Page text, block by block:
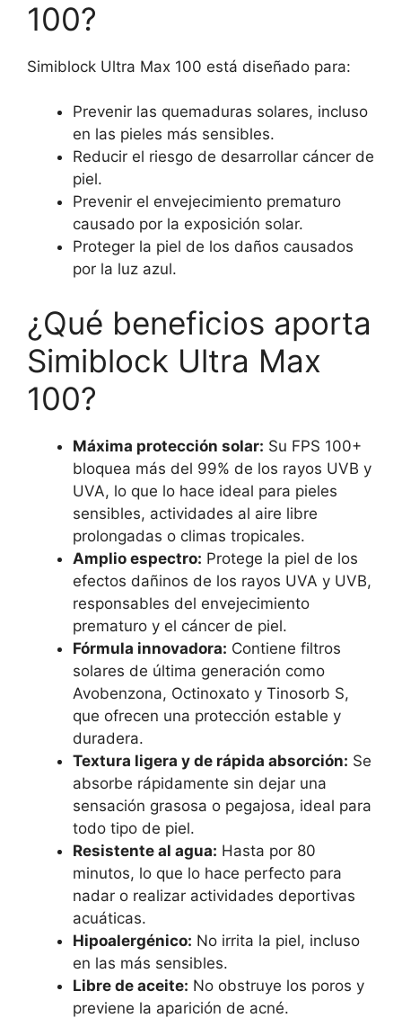
100?
Simiblock Ultra Max 100 está diseñado para:
Prevenir las quemaduras solares, incluso
en las pieles más sensibles.
Reducir el riesgo de desarrollar cáncer de
piel.
Prevenir el envejecimiento prematuro
causado por la exposición solar.
Proteger la piel de los daños causados
por la luz azul.
¿Qué beneficios aporta
Simiblock Ultra Max
100?
Máxima protección solar: Su FPS 100+
bloquea más del 99% de los rayos UVB y
UVA, lo que lo hace ideal para pieles
sensibles, actividades al aire libre
prolongadas o climas tropicales.
Amplio espectro: Protege la piel de los
efectos dañinos de los rayos UVA y UVB,
responsables del envejecimiento
prematuro y el cáncer de piel.
Fórmula innovadora: Contiene filtros
solares de última generación como
Avobenzona, Octinoxato y Tinosorb S,
que ofrecen una protección estable y
duradera.
Textura ligera y de rápida absorción: Se
absorbe rápidamente sin dejar una
sensación grasosa o pegajosa, ideal para
todo tipo de piel.
Resistente al agua: Hasta por 80
minutos, lo que lo hace perfecto para
nadar o realizar actividades deportivas
acuáticas.
Hipoalergénico: No irrita la piel, incluso
en las más sensibles.
Libre de aceite: No obstruye los poros y
previene la aparición de acné.